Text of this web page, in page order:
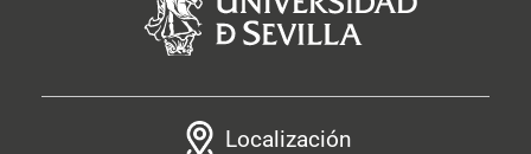
Localización